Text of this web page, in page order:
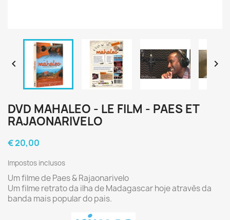
 
DVD MAHALEO - LE FILM - PAES ET
RAJAONARIVELO
€ 20,00
Impostos inclusos
Um filme de Paes & Rajaonarivelo
Um filme retrato da ilha de Madagascar hoje atravès da
banda mais popular do pais.